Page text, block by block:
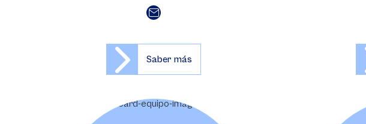
Saber más